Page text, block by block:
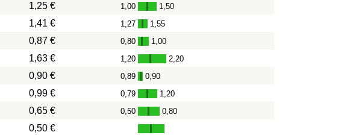
1,25 € 1,00 - 1,50
1,41 € 1,27 - 1,55
0,87 € 0,80 - 1,00
1,63 € 1,20 - 2,20
0,90 € 0,89 - 0,90
0,99 € 0,79 - 1,20
0,65 € 0,50 - 0,80
0,50 €